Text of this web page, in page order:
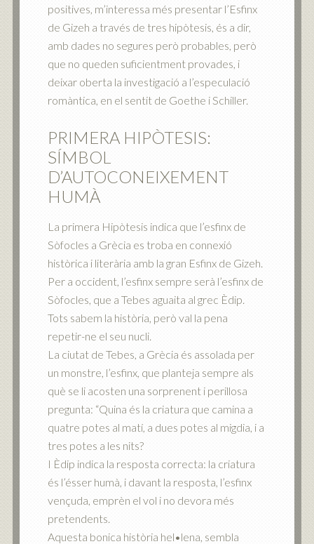
positives, m’interessa més presentar l’Esfinx
de Gizeh a través de tres hipòtesis, és a dir,
amb dades no segures però probables, però
que no queden suficientment provades, i
deixar oberta la investigació a l’especulació
romàntica, en el sentit de Goethe i Schiller.
PRIMERA HIPÒTESIS:
SÍMBOL
D’AUTOCONEIXEMENT
HUMÀ
La primera Hipòtesis indica que l’esfinx de
Sòfocles a Grècia es troba en connexió
històrica i literària amb la gran Esfinx de Gizeh.
Per a occident, l’esfinx sempre serà l’esfinx de
Sòfocles, que a Tebes aguaita al grec Èdip.
Tots sabem la història, però val la pena
repetir-ne el seu nucli.
La ciutat de Tebes, a Grècia és assolada per
un monstre, l’esfinx, que planteja sempre als
què se li acosten una sorprenent i perillosa
pregunta: “Quina és la criatura que camina a
quatre potes al matí, a dues potes al migdia, i a
tres potes a les nits?
I Èdip indica la resposta correcta: la criatura
és l’ésser humà, i davant la resposta, l’esfinx
vençuda, emprèn el vol i no devora més
pretendents.
Aquesta bonica història hel•lena, sembla